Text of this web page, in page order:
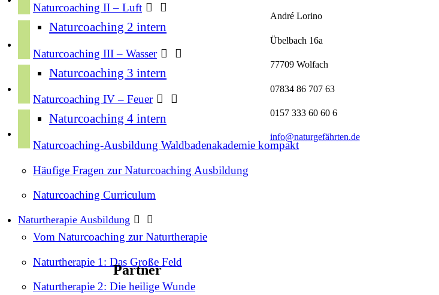
Naturcoaching II – Luft
Naturcoaching 2 intern
Naturcoaching III – Wasser
Naturcoaching 3 intern
Naturcoaching IV – Feuer
Naturcoaching 4 intern
Naturcoaching-Ausbildung Waldbadenakademie kompakt
Häufige Fragen zur Naturcoaching Ausbildung
Naturcoaching Curriculum
Naturtherapie Ausbildung
Vom Naturcoaching zur Naturtherapie
Naturtherapie 1: Das Große Feld
Naturtherapie 2: Die heilige Wunde
c
o
k
s
g
a
u
e
o
y
Partner
André Lorino
Übelbach 16a
77709 Wolfach
07834 86 707 63
0157 333 60 60 6
info@naturgefährten.de